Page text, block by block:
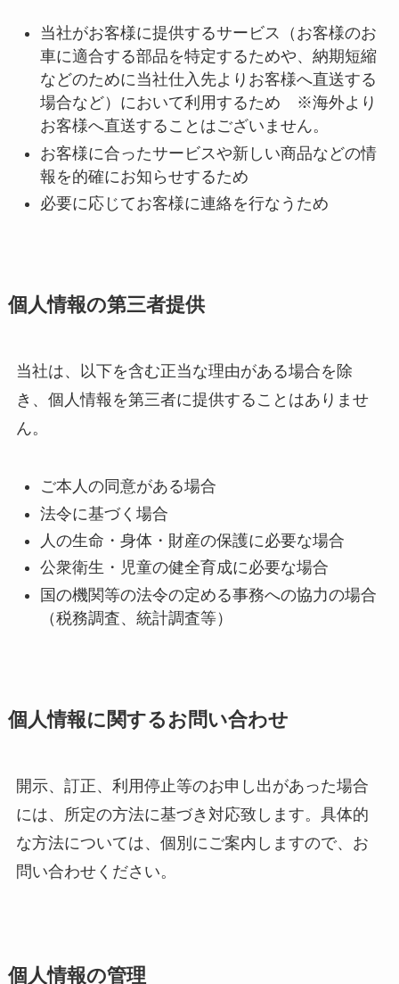
当社がお客様に提供するサービス（お客様のお
車に適合する部品を特定するためや、納期短縮
などのために当社仕入先よりお客様へ直送する
場合など）において利用するため ※海外より
お客様へ直送することはございません。
お客様に合ったサービスや新しい商品などの情
報を的確にお知らせするため
必要に応じてお客様に連絡を行なうため
個人情報の第三者提供
当社は、以下を含む正当な理由がある場合を除
き、個人情報を第三者に提供することはありませ
ん。
ご本人の同意がある場合
法令に基づく場合
人の生命・身体・財産の保護に必要な場合
公衆衛生・児童の健全育成に必要な場合
国の機関等の法令の定める事務への協力の場合
（税務調査、統計調査等）
個人情報に関するお問い合わせ
開示、訂正、利用停止等のお申し出があった場合
には、所定の方法に基づき対応致します。具体的
な方法については、個別にご案内しますので、お
問い合わせください。
個人情報の管理